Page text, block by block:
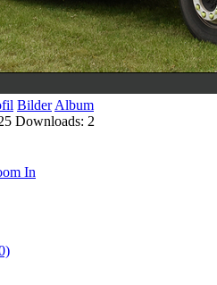
Bilder Album
Downloads: 2
In